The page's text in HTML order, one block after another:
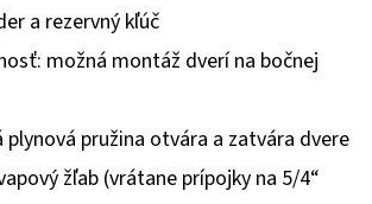
a rezervný kľúč
možná montáž dverí na bočnej
pružina otvára a zatvára dvere
žľab (vrátane prípojky na 5/4“